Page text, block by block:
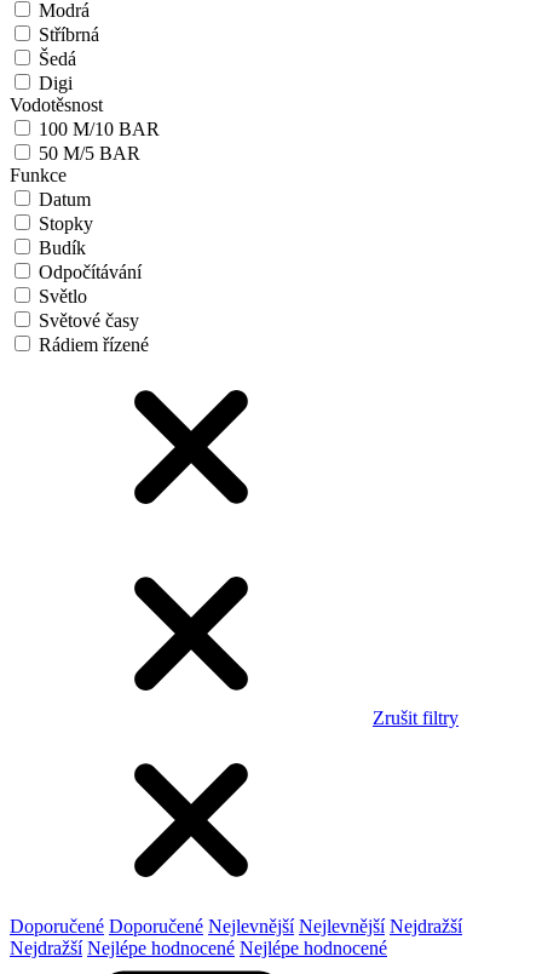
Modrá
Stříbrná
Šedá
Digi
Vodotěsnost
100 M/10 BAR
50 M/5 BAR
Funkce
Datum
Stopky
Budík
Odpočítávání
Světlo
Světové časy
Rádiem řízené
Zrušit filtry
Doporučené Doporučené Nejlevnější Nejlevnější Nejdražší
Nejdražší Nejlépe hodnocené Nejlépe hodnocené